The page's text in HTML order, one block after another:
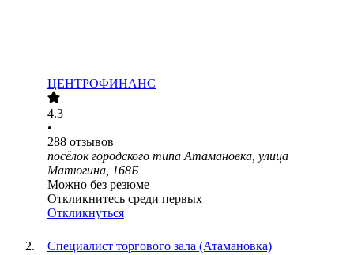
ЦЕНТРОФИНАНС
4.3
•
288 отзывов
посёлок городского типа Атамановка, улица
Матюгина, 168Б
Можно без резюме
Откликнитесь среди первых
Откликнуться
Специалист торгового зала (Атамановка)